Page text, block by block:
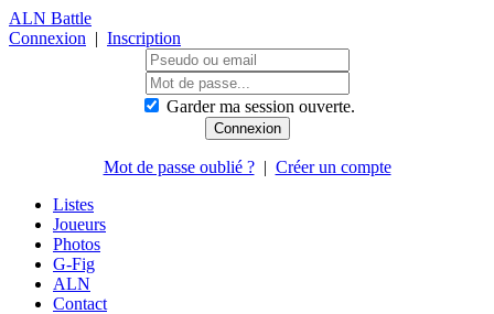
ALN Battle
Connexion | Inscription
Garder ma session ouverte.
Mot de passe oublié ?| Créer un compte
Listes
Joueurs
Photos
G-Fig
ALN
Contact